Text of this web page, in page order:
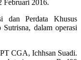
Februari 2016.
dan Perdata Khusus
dalam operasi
CGA, Ichhsan Suadi.